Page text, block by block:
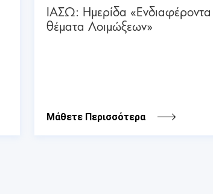
ΙΑΣΩ: Ημερίδα «Ενδιαφέροντα
θέματα Λοιμώξεων»
Μάθετε Περισσότερα